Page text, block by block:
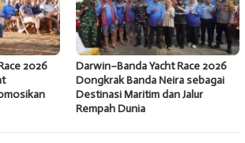
2026
Darwin–Banda Yacht Race 2026
Dongkrak Banda Neira sebagai
Destinasi Maritim dan Jalur
Rempah Dunia